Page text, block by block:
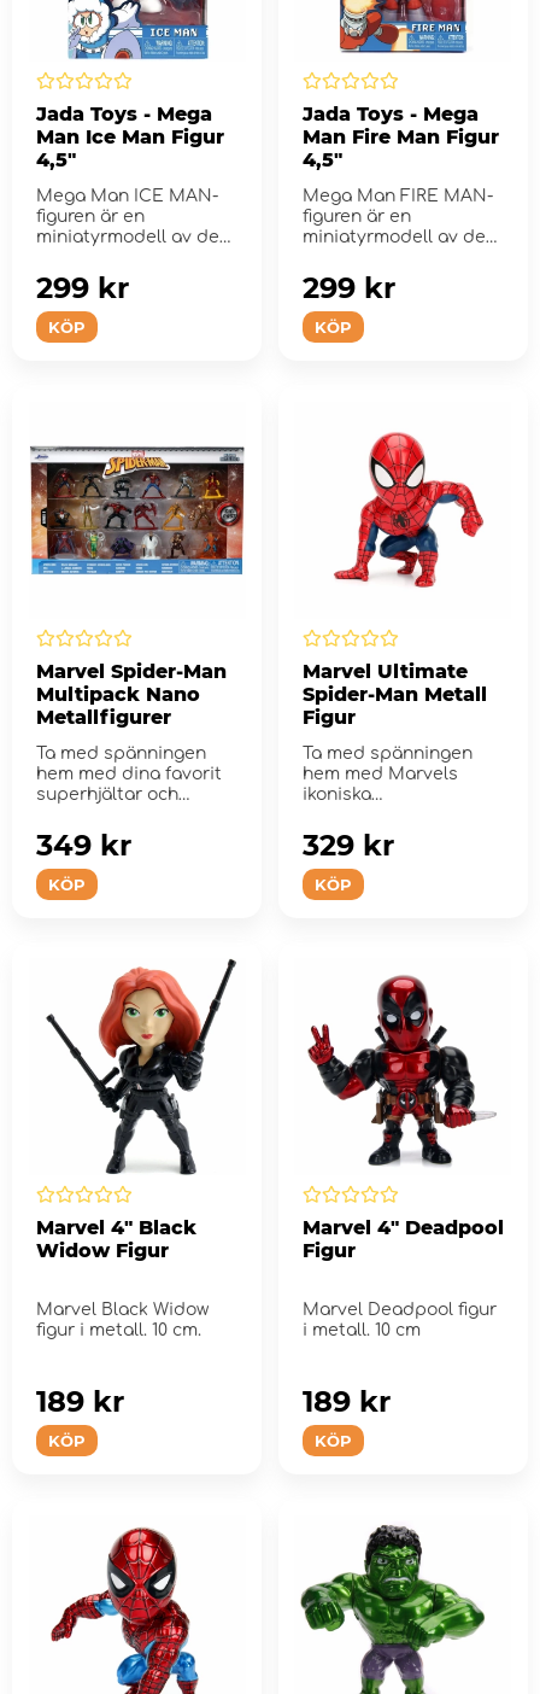
Jada Toys - Mega
Man Ice Man Figur
4,5"
Mega Man ICE MAN-
figuren är en
miniatyrmodell av den
videospelkarakt&#...
KÖP
299 kr
Jada Toys - Mega
Man Fire Man Figur
4,5"
Mega Man FIRE MAN-
figuren är en
miniatyrmodell av den
videospelkarakt&...
KÖP
299 kr
Marvel Spider-Man
Multipack Nano
Metallfigurer
Ta med spänningen
hem med dina favorit
superhjältar och
KÖP
349 kr
Marvel Ultimate
Spider-Man Metall
Figur
Ta med spänningen
hem med Marvels
ikoniska
Spindelmannen!
KÖP
329 kr
Marvel 4" Black
Widow Figur
Marvel Black Widow
figur i metall. 10 cm.
KÖP
189 kr
Marvel 4" Deadpool
Figur
Marvel Deadpool figur
i metall. 10 cm
KÖP
189 kr